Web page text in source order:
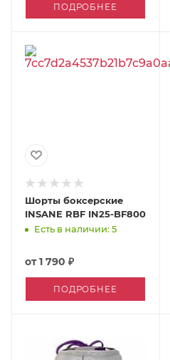
ПОДРОБНЕЕ
Шорты боксерские
INSANE RBF IN25-BF800
Есть в наличии: 5
от1 790 ₽
ПОДРОБНЕЕ